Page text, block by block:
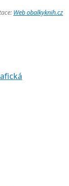
Web obalkyknih.cz